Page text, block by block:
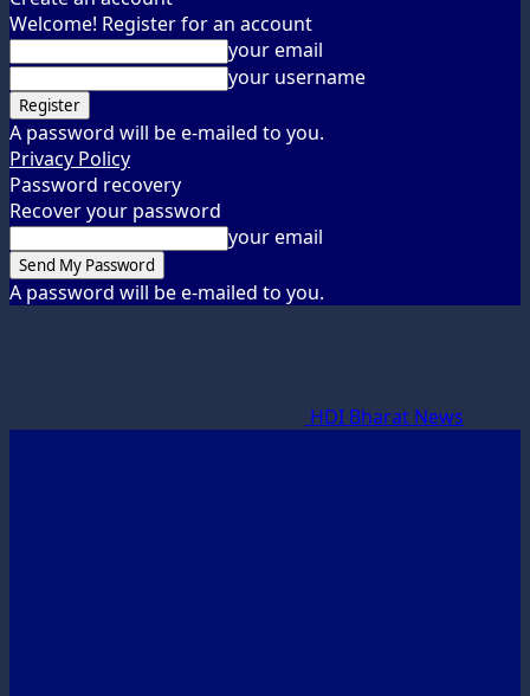
Welcome! Register for an account
your email
your username
A password will be e-mailed to you.
Privacy Policy
Password recovery
Recover your password
your email
A password will be e-mailed to you.
HDI Bharat News